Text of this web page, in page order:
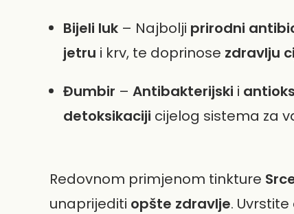
Bijeli luk – Najbolji prirodni
jetru i krv, te doprinose zdravlju
Đumbir – Antibakterijski i
detoksikaciji cijelog sistema za
Redovnom primjenom tinkture
unaprijediti opšte zdravlje.